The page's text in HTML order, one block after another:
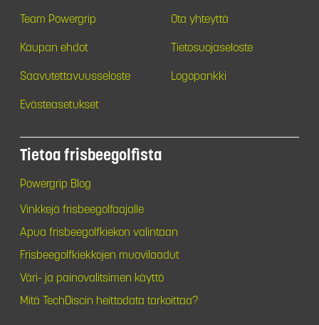
Team Powergrip Ota yhteyttä
Kaupan ehdot Tietosuojaseloste
Saavutettavuusseloste Logopankki
Evästeasetukset
Tietoa frisbeegolfista
Powergrip Blog
Vinkkejä frisbeegolfaajalle
Apua frisbeegolfkiekon valintaan
Frisbeegolfkiekkojen muovilaadut
Väri- ja painovalitsimen käyttö
Mitä TechDiscin heittodata tarkoittaa?